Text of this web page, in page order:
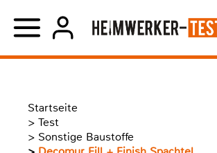
Startseite
> Test
> Sonstige Baustoffe